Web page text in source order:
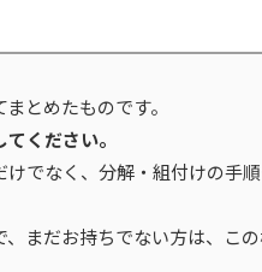
とめたものです。
ください。
でなく、分解・組付けの手
まだお持ちでない方は、こ